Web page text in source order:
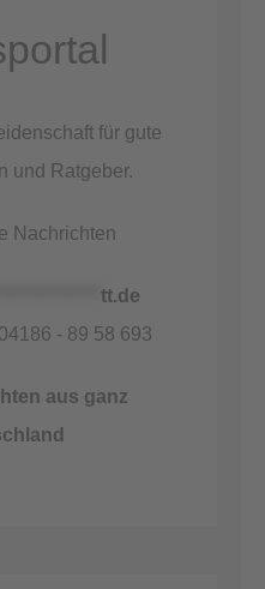
für gute
und Ratgeber.
Nachrichten
tt.de
- 89 58 693
aus ganz